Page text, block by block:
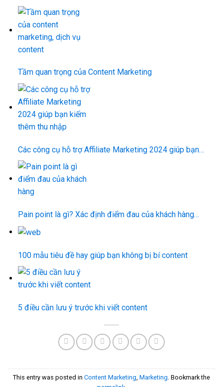
Tầm quan trọng của Content Marketing
Các công cụ hỗ trợ Affiliate Marketing 2024 giúp bạn…
Pain point là gì? Xác định điểm đau của khách hàng…
100 mẫu tiêu đề hay giúp bạn không bị bí content
5 điều cần lưu ý trước khi viết content
This entry was posted in Content Marketing Marketing . Bookmark the